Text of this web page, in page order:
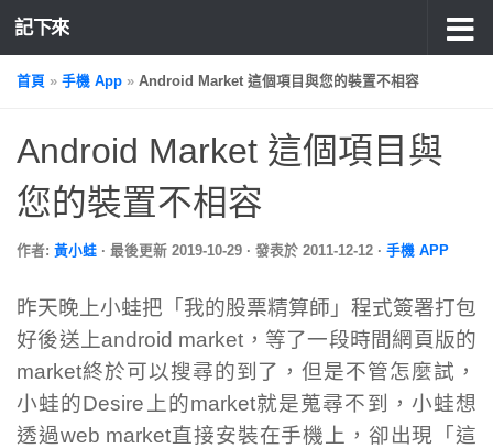
記下來
首頁 » 手機 App » Android Market 這個項目與您的裝置不相容
Android Market 這個項目與
您的裝置不相容
作者: 黃小蛙 · 最後更新 2019-10-29 · 發表於 2011-12-12 · 手機 APP
昨天晚上小蛙把「我的股票精算師」程式簽署打包
好後送上android market，等了一段時間網頁版的
market終於可以搜尋的到了，但是不管怎麼試，
小蛙的Desire上的market就是蒐尋不到，小蛙想
透過web market直接安裝在手機上，卻出現「這